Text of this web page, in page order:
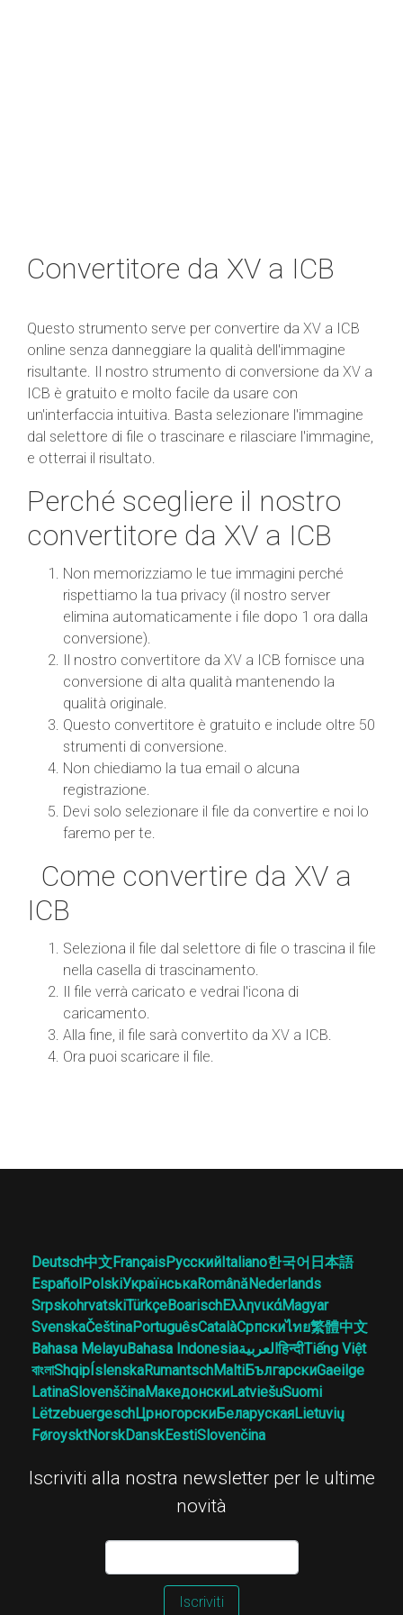
Convertitore da XV a ICB
Questo strumento serve per convertire da XV a ICB
online senza danneggiare la qualità dell'immagine
risultante. Il nostro strumento di conversione da XV a
ICB è gratuito e molto facile da usare con
un'interfaccia intuitiva. Basta selezionare l'immagine
dal selettore di file o trascinare e rilasciare l'immagine,
e otterrai il risultato.
Perché scegliere il nostro
convertitore da XV a ICB
Non memorizziamo le tue immagini perché
rispettiamo la tua privacy (il nostro server
elimina automaticamente i file dopo 1 ora dalla
conversione).
Il nostro convertitore da XV a ICB fornisce una
conversione di alta qualità mantenendo la
qualità originale.
Questo convertitore è gratuito e include oltre 50
strumenti di conversione.
Non chiediamo la tua email o alcuna
registrazione.
Devi solo selezionare il file da convertire e noi lo
faremo per te.
Come convertire da XV a
ICB
Seleziona il file dal selettore di file o trascina il file
nella casella di trascinamento.
Il file verrà caricato e vedrai l'icona di
caricamento.
Alla fine, il file sarà convertito da XV a ICB.
Ora puoi scaricare il file.
Deutsch中文FrançaisРусскийItaliano한국어 日本語
EspañolPolskiУкраїнськаRomânăNederlands
SrpskohrvatskiTürkçeBoarischΕλληνικάMagyar
SvenskaČeštinaPortuguêsCatalàСрпскиไทย繁體中文
Bahasa MelayuBahasa Indonesiaالعربيةहिन्दीTiếng Việt
বাংলাShqipÍslenskaRumantschMaltiБългарскиGaeilge
LatinaSlovenščinaМакедонскиLatviešuSuomi
LëtzebuergeschЦрногорскиБеларускаяLietuvių
FøroysktNorskDanskEestiSlovenčina
Iscriviti alla nostra newsletter per le ultime
novità
Iscriviti